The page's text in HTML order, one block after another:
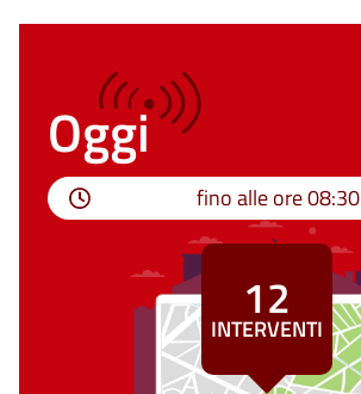
Oggi
fino alle ore08:30
12
INTERVENTI